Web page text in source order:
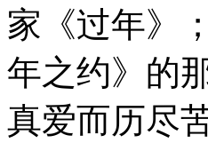
家《过年》
年之约》的
真爱而历尽